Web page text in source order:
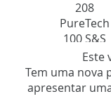
Este
Tem uma nova
apresentar